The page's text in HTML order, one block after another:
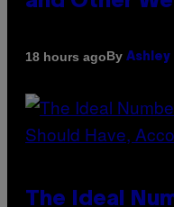
18 hours agoBy Ashley
The Ideal